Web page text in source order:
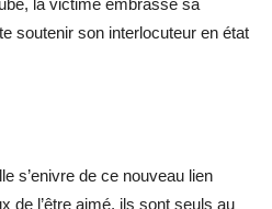
la victime embrasse sa
soutenir son interlocuteur en état
s’enivre de ce nouveau lien
de l’être aimé, ils sont seuls au